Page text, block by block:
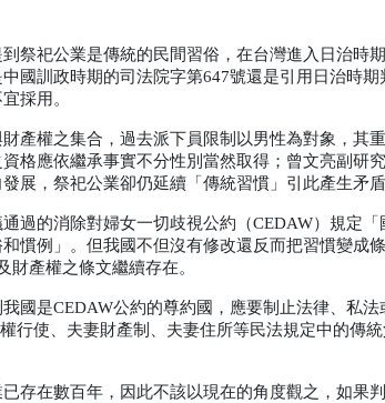
祭祀公業是傳統的民間習俗，在台灣進入日治時
國訓政時期的司法院字第647號還是引用日治時
採用。
產權之集合，過去派下員限制以男性為對象，其
格應依繼承事實不分性別當然取得；曾文亮副研
展，祭祀公業卻仍延續「傳統習慣」引此產生矛盾
過的消除對婦女一切歧視公約（CEDAW）規定
慣例」。但我國不但沒有修改還反而把習慣變成條
財產權之條文繼續存在。
國是CEDAW公約的尊約國，應要制止法律、私
行使、夫妻財產制、夫妻住所等民法規定中的傳
存在數百年，因此不該以現在的角度觀之，如果